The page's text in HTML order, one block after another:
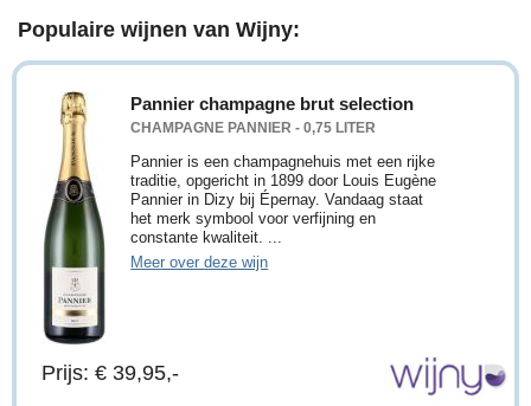
Populaire wijnen van Wijny:
Pannier champagne brut selection
CHAMPAGNE PANNIER - 0,75 LITER
Pannier is een champagnehuis met een rijke
traditie, opgericht in 1899 door Louis Eugène
Pannier in Dizy bij Épernay. Vandaag staat
het merk symbool voor verfijning en
constante kwaliteit. ...
Meer over deze wijn
Prijs: € 39,95,-